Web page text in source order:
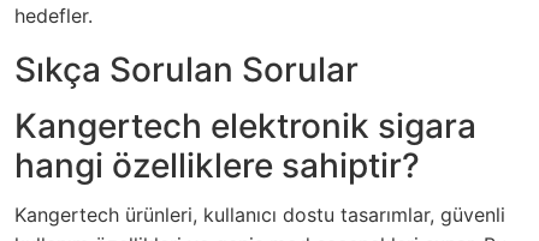
hedefler.
Sıkça Sorulan Sorular
Kangertech elektronik sigara
hangi özelliklere sahiptir?
Kangertech ürünleri, kullanıcı dostu tasarımlar, güvenli